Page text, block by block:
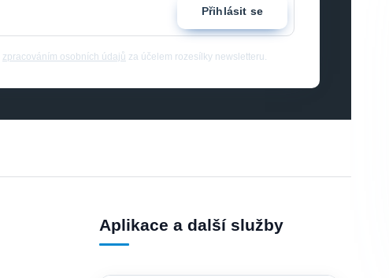
Přihlásit se
zpracováním osobních údajů za účelem rozesílky newsletteru.
Aplikace a další služby